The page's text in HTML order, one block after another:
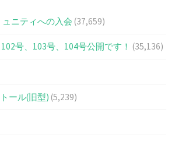
ュニティへの入会 (37,659)
号、103号、104号公開です！ (35,136)
ール(旧型) (5,239)